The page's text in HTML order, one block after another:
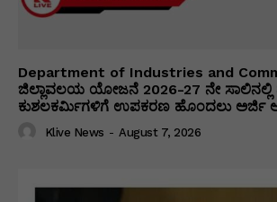
Department of Industries and
ಜಿಲ್ಲಾವಲಯ ಯೋಜನೆ 2026-27 ನೇ ಸಾಲಿನಲ್ಲಿ
ಕುಶಲಕರ್ಮಿಗಳಿಗೆ ಉಪಕರಣ ಹೊಂದಲು ಅರ್ಜಿ
Klive News - August 7, 2026